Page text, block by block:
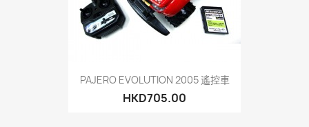
PAJERO EVOLUTION 2005 遙控車
HKD705.00